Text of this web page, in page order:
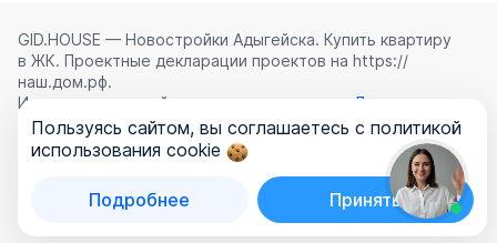
GID.HOUSE — Новостройки Адыгейска. Купить квартиру
в ЖК. Проектные декларации проектов на https://
наш.дом.рф.
Использование сайта означает согласие с
Лицензионным
соглашением ,Политикой конфиденциальностии
Политикой обработки персональных данных
ООО «ГИД.ХАУЗ»
Пользуясь сайтом, вы соглашаетесь с политикой
использования cookie
Подробнее Принять